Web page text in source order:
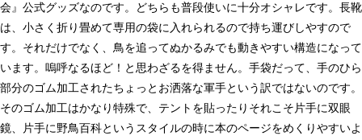
会』公式グッズなのです。どちらも普段使いに十分オシャレです。長靴
は、小さく折り畳めて専用の袋に入れられるので持ち運びしやすので
す。それだけでなく、鳥を追ってぬかるみでも動きやすい構造になって
います。嗚呼なるほど！と思わざるを得ません。手袋だって、手のひら
部分のゴム加工されたちょっとお洒落な軍手という訳ではないのです。
そのゴム加工はかなり特殊で、テントを貼ったりそれこそ片手に双眼
鏡、片手に野鳥百科というスタイルの時に本のページをめくりやすいよ